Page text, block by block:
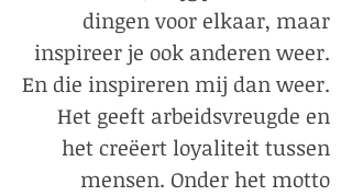
dingen voor elkaar, maar
inspireer je ook anderen weer.
En die inspireren mij dan weer.
Het geeft arbeidsvreugde en
het creëert loyaliteit tussen
mensen. Onder het motto